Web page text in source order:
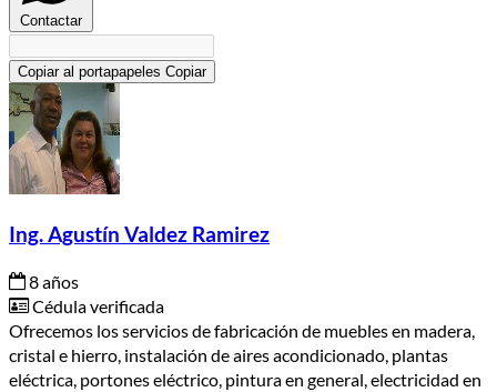
Contactar
Copiar al portapapeles Copiar
Ing. Agustín Valdez Ramirez
8 años
Cédula verificada
Ofrecemos los servicios de fabricación de muebles en madera,
cristal e hierro, instalación de aires acondicionado, plantas
eléctrica, portones eléctrico, pintura en general, electricidad en